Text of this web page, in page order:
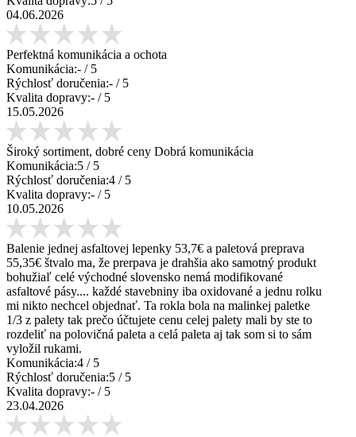
04.06.2026
Perfektná komunikácia a ochota
Komunikácia:- / 5
Rýchlosť doručenia:- / 5
Kvalita dopravy:- / 5
15.05.2026
Široký sortiment, dobré ceny Dobrá komunikácia
Komunikácia:5 / 5
Rýchlosť doručenia:4 / 5
Kvalita dopravy:- / 5
10.05.2026
Balenie jednej asfaltovej lepenky 53,7€ a paletová preprava
55,35€ štvalo ma, že prerpava je drahšia ako samotný produkt
bohužiaľ celé východné slovensko nemá modifikované
asfaltové pásy.... každé stavebniny iba oxidované a jednu rolku
mi nikto nechcel objednať. Ta rokla bola na malinkej paletke
1/3 z palety tak prečo účtujete cenu celej palety mali by ste to
rozdeliť na polovičná paleta a celá paleta aj tak som si to sám
vyložil rukami.
Komunikácia:4 / 5
Rýchlosť doručenia:5 / 5
Kvalita dopravy:- / 5
23.04.2026